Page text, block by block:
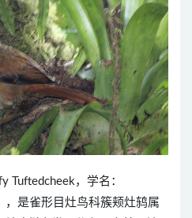
Tuftedcheek，学名：
，是雀形目灶鸟科簇颊灶鸫属